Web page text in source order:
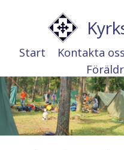
Start Kontakta oss